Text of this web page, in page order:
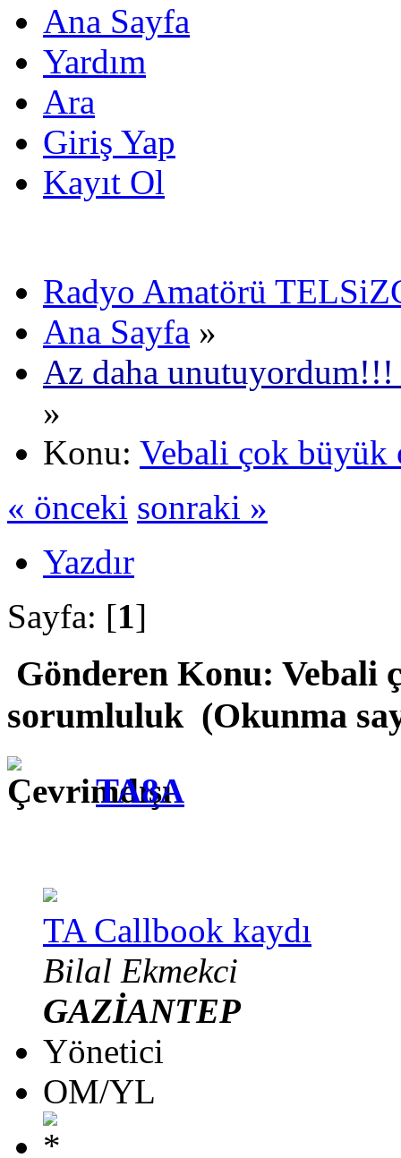
Ana Sayfa
Yardım
Ara
Giriş Yap
Kayıt Ol
Radyo Amatörü
Ana Sayfa »
Az daha
»
Konu: Vebali çok
« önceki sonraki »
Yazdır
Sayfa: [1]
Gönderen Konu: Vebali
sorumluluk (Okunma
TA8A
TA Callbook kaydı
Bilal Ekmekci
GAZİANTEP
Yönetici
OM/YL